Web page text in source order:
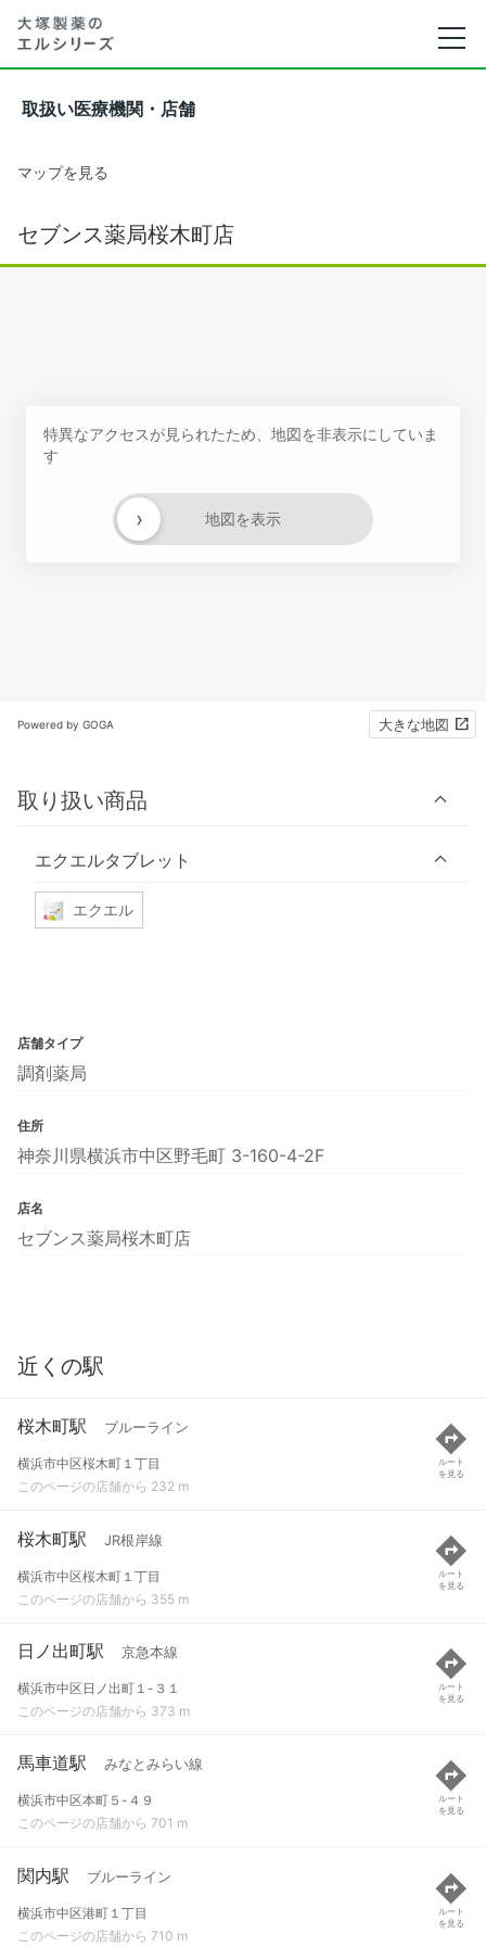
取扱い医療機関・店舗
マップを見る
セブンス薬局桜木町店
特異なアクセスが見られたため、地図を非表示にしていま
す
地図を表示
›
Powered by GOGA 大きな地図
取り扱い商品
エクエルタブレット
エクエル
店舗タイプ
調剤薬局
住所
神奈川県横浜市中区野毛町 3-160-4-2F
店名
セブンス薬局桜木町店
近くの駅
桜木町駅 ブルーライン
横浜市中区桜木町１丁目
このページの店舗から 232 m
ルート
を見る
桜木町駅 JR根岸線
横浜市中区桜木町１丁目
このページの店舗から 355 m
ルート
を見る
日ノ出町駅 京急本線
横浜市中区日ノ出町１-３１
このページの店舗から 373 m
ルート
を見る
馬車道駅 みなとみらい線
横浜市中区本町５-４９
このページの店舗から 701 m
ルート
を見る
関内駅 ブルーライン
横浜市中区港町１丁目
このページの店舗から 710 m
ルート
を見る